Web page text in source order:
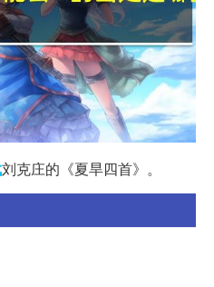
刘克庄的《夏旱四首》。